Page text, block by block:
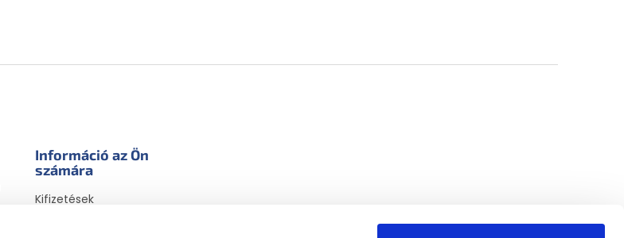
Információ az Ön
számára
Kifizetések